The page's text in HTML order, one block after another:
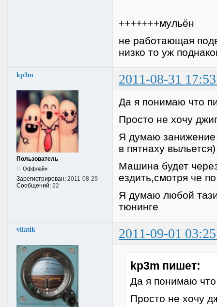
+++++++мульён
не работающая
низко то уж
kp3m 2011-08-31
Пользователь
Оффлайн
Зарегистрирован: 2011-08-29
Сообщений: 22
Да я понимаю что
Просто не хочу
Я думаю занижение
в пятнаху выльется)
Машина будет
ездить,смотря че
Я думаю любой
тюнинге
vilatik 2011-09-01
kp3m пишет:
Да я понимаю что
Просто не хочу